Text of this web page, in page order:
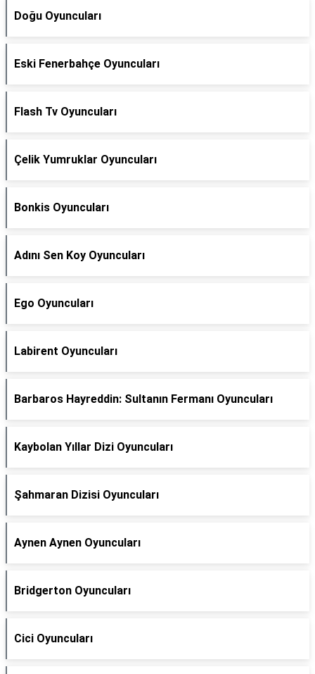
Doğu Oyuncuları
Eski Fenerbahçe Oyuncuları
Flash Tv Oyuncuları
Çelik Yumruklar Oyuncuları
Bonkis Oyuncuları
Adını Sen Koy Oyuncuları
Ego Oyuncuları
Labirent Oyuncuları
Barbaros Hayreddin: Sultanın Fermanı Oyuncuları
Kaybolan Yıllar Dizi Oyuncuları
Şahmaran Dizisi Oyuncuları
Aynen Aynen Oyuncuları
Bridgerton Oyuncuları
Cici Oyuncuları